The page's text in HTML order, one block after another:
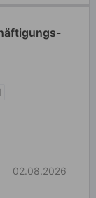
02.08.2026